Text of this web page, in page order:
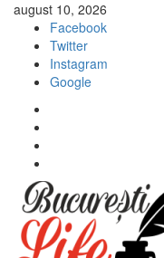
Sari
conținut
august 10, 2026
Facebook
Twitter
Instagram
Google